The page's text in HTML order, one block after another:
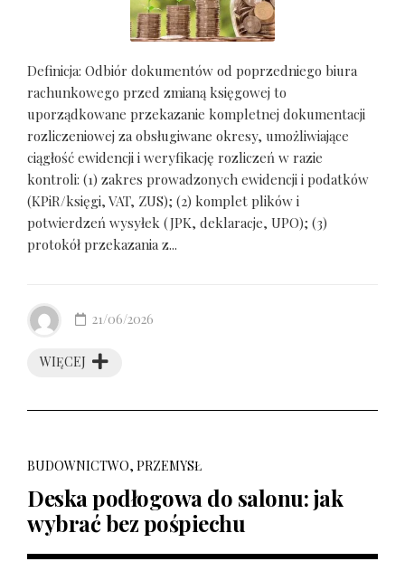
Definicja: Odbiór dokumentów od poprzedniego biura
rachunkowego przed zmianą księgowej to
uporządkowane przekazanie kompletnej dokumentacji
rozliczeniowej za obsługiwane okresy, umożliwiające
ciągłość ewidencji i weryfikację rozliczeń w razie
kontroli: (1) zakres prowadzonych ewidencji i podatków
(KPiR/księgi, VAT, ZUS); (2) komplet plików i
potwierdzeń wysyłek (JPK, deklaracje, UPO); (3)
protokół przekazania z...
WIĘCEJ
21/06/2026
BUDOWNICTWO, PRZEMYSŁ
Deska podłogowa do salonu: jak
wybrać bez pośpiechu